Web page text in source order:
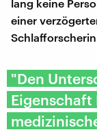
lang keine
einer
"Den